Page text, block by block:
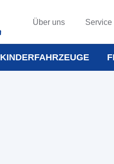
Über uns Service
KINDERFAHRZEUGE